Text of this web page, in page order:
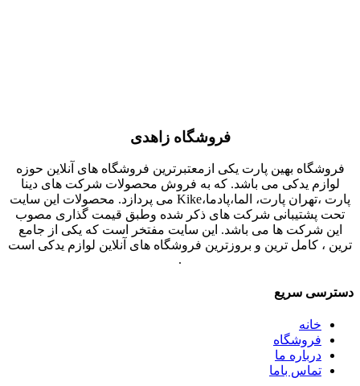
فروشگاه زاهدی
فروشگاه بهین پارت یکی ازمعتبرترین فروشگاه های آنلاین حوزه
لوازم یدکی می باشد. که به فروش محصولات شرکت های دینا
پارت ،تهران پارت، الما،پادما،Kike می پردازد. محصولات این سایت
تحت پشتیبانی شرکت های ذکر شده وطبق قیمت گذاری مصوب
این شرکت ها می باشد. این سایت مفتخر است که یکی از جامع
ترین ، کامل ترین و بروزترین فروشگاه های آنلاین لوازم یدکی است
.
دسترسی سریع
خانه
فروشگاه
درباره ما
تماس باما